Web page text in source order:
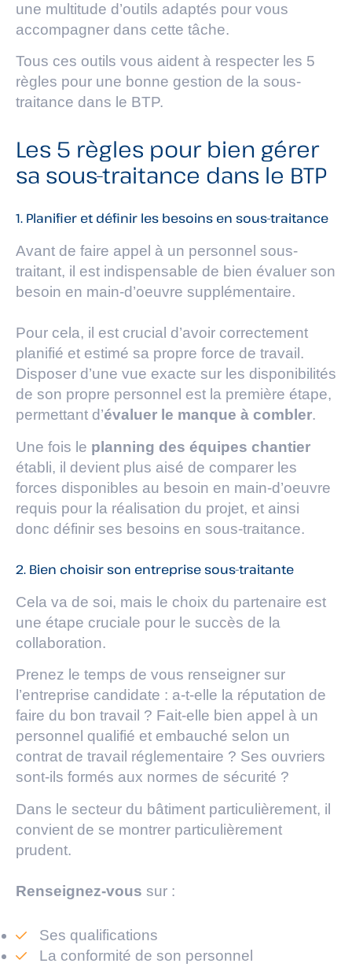
une multitude d’outils adaptés pour vous
accompagner dans cette tâche.
Tous ces outils vous aident à respecter les 5
règles pour une bonne gestion de la sous-
traitance dans le BTP.
Les 5 règles pour bien gérer
sa sous-traitance dans le BTP
1. Planifier et définir les besoins en sous-traitance
Avant de faire appel à un personnel sous-
traitant, il est indispensable de bien évaluer son
besoin en main-d’oeuvre supplémentaire.
Pour cela, il est crucial d’avoir correctement
planifié et estimé sa propre force de travail.
Disposer d’une vue exacte sur les disponibilités
de son propre personnel est la première étape,
permettant d’évaluer le manque à combler.
Une fois le planning des équipes chantier
établi, il devient plus aisé de comparer les
forces disponibles au besoin en main-d’oeuvre
requis pour la réalisation du projet, et ainsi
donc définir ses besoins en sous-traitance.
2. Bien choisir son entreprise sous-traitante
Cela va de soi, mais le choix du partenaire est
une étape cruciale pour le succès de la
collaboration.
Prenez le temps de vous renseigner sur
l’entreprise candidate : a-t-elle la réputation de
faire du bon travail ? Fait-elle bien appel à un
personnel qualifié et embauché selon un
contrat de travail réglementaire ? Ses ouvriers
sont-ils formés aux normes de sécurité ?
Dans le secteur du bâtiment particulièrement, il
convient de se montrer particulièrement
prudent.
Renseignez-vous sur :
Ses qualifications
La conformité de son personnel